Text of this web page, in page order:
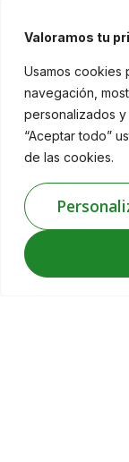
Valoramos tu
Usamos cookies
navegación,
personalizados
“Aceptar todo”
de las cookies.
asistencia
técnica
domiciliaria.
Desde 1996 el
recorrido
desarrollo
hacia una
mejora de
productos y
servicios nos
las empresas